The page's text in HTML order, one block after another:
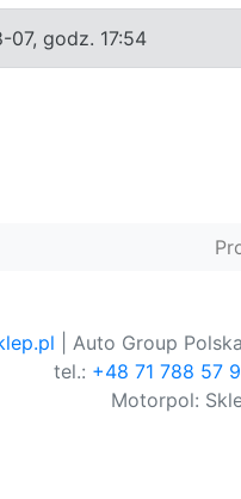
07, godz. 17:54
| Auto Group
tel.: +48 71 788 57
Motorpol: